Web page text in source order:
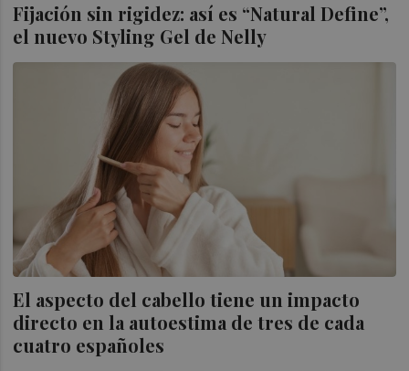
Fijación sin rigidez: así es “Natural Define”,
el nuevo Styling Gel de Nelly
El aspecto del cabello tiene un impacto
directo en la autoestima de tres de cada
cuatro españoles